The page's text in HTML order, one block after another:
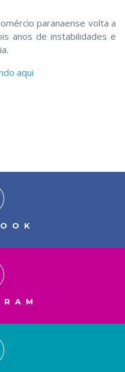
paranaense volta a
anos de instabilidades e
aqui